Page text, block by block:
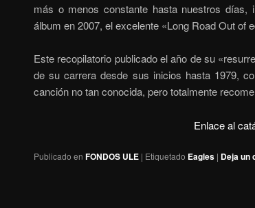
más o menos constante hasta nuestros días,
álbum en 2007, el excelente «Long Road Out of
Este recopilatorio publicado el año de su
de su carrera desde sus inicios hasta 1979,
canción no tan conocida, pero totalmente
Enlace al
Publicado en FONDOS ULE | Etiquetado Eagles | Deja un